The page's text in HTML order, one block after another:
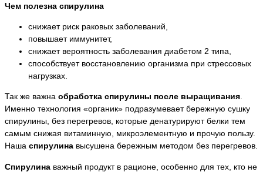
Чем полезна спирулина
снижает риск раковых заболеваний,
повышает иммунитет,
снижает вероятность заболевания диабетом 2 типа,
способствует восстановлению организма при стрессовых
нагрузках.
Так же важна обработка спирулины после выращивания.
Именно технология «органик» подразумевает бережную сушку
спирулины, без перегревов, которые денатурируют белки тем
самым снижая витаминную, микроэлементную и прочую пользу.
Наша спирулина высушена бережным методом без перегревов.
Спирулина важный продукт в рационе, особенно для тех, кто не